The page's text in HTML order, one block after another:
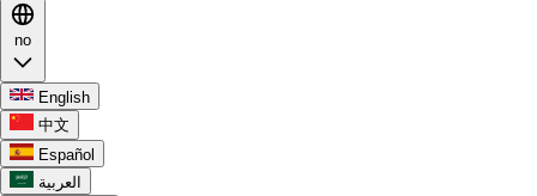
no
English
中文
Español
العربية